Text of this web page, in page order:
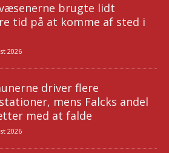
brugte lidt
tid på at komme af sted i
2026
driver flere
mens Falcks andel
med at falde
2026